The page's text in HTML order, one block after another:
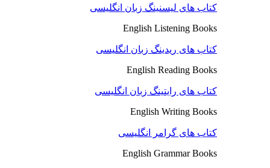
کتاب های لیسنینگ زبان انگلیسی
English Listening Books
کتاب های ریدینگ زبان انگلیسی
English Reading Books
کتاب های رایتینگ زبان انگلیسی
English Writing Books
کتاب های گرامر انگلیسی
English Grammar Books